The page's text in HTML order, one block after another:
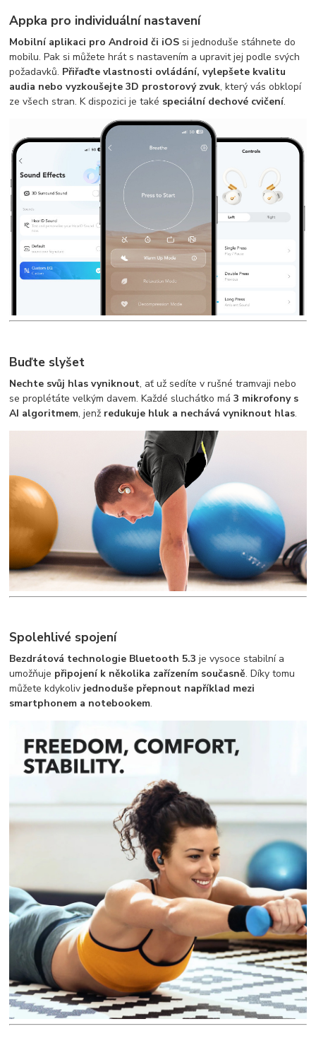
Appka pro individuální nastavení
Mobilní aplikaci pro Android či iOS si jednoduše stáhnete do
mobilu. Pak si můžete hrát s nastavením a upravit jej podle svých
požadavků. Přiřaďte vlastnosti ovládání, vylepšete kvalitu
audia nebo vyzkoušejte 3D prostorový zvuk, který vás obklopí
ze všech stran. K dispozici je také speciální dechové cvičení.
Buďte slyšet
Nechte svůj hlas vyniknout, ať už sedíte v rušné tramvaji nebo
se proplétáte velkým davem. Každé sluchátko má3 mikrofony s
AI algoritmem, jenž redukuje hluk a nechává vyniknout hlas.
Spolehlivé spojení
Bezdrátová technologie Bluetooth 5.3 je vysoce stabilní a
umožňuje připojení k několika zařízením současně. Díky tomu
můžete kdykoliv jednoduše přepnout například mezi
smartphonem a notebookem.